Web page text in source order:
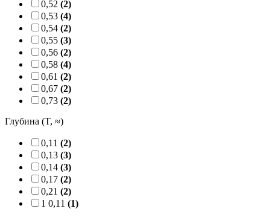
0,52 (2)
0,53 (4)
0,54 (2)
0,55 (3)
0,56 (2)
0,58 (4)
0,61 (2)
0,67 (2)
0,73 (2)
Глубина (T, ≈)
0,11 (2)
0,13 (3)
0,14 (3)
0,17 (2)
0,21 (2)
1 0,11 (1)